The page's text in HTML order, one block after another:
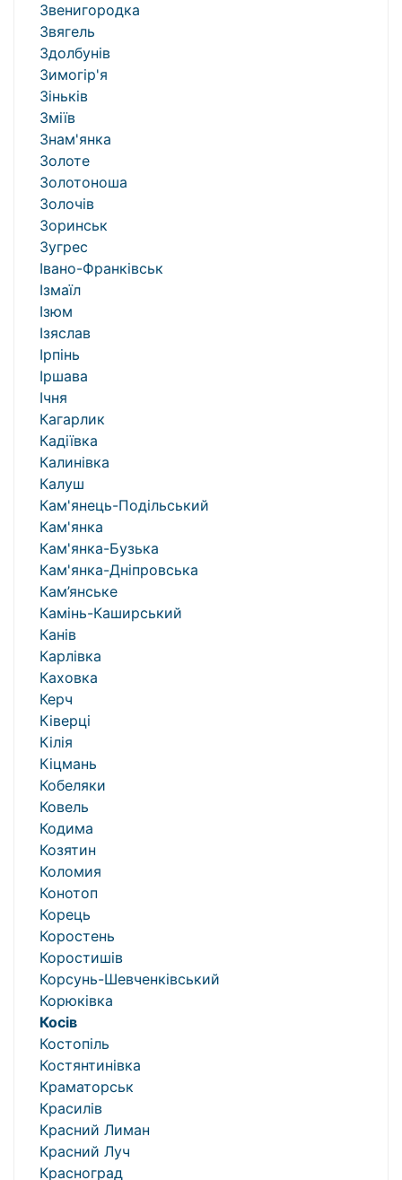
Звенигородка
Звягель
Здолбунів
Зимогір'я
Зіньків
Зміїв
Знам'янка
Золоте
Золотоноша
Золочів
Зоринськ
Зугрес
Івано-Франківськ
Ізмаїл
Ізюм
Ізяслав
Ірпінь
Іршава
Ічня
Кагарлик
Кадіївка
Калинівка
Калуш
Кам'янець-Подільський
Кам'янка
Кам'янка-Бузька
Кам'янка-Дніпровська
Кам’янське
Камінь-Каширський
Канів
Карлівка
Каховка
Керч
Ківерці
Кілія
Кіцмань
Кобеляки
Ковель
Кодима
Козятин
Коломия
Конотоп
Корець
Коростень
Коростишів
Корсунь-Шевченківський
Корюківка
Косів
Костопіль
Костянтинівка
Краматорськ
Красилів
Красний Лиман
Красний Луч
Красноград